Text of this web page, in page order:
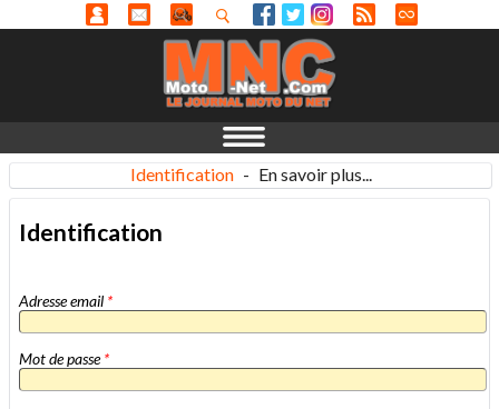
Identification - En savoir plus...
Identification
Adresse email *
Mot de passe*